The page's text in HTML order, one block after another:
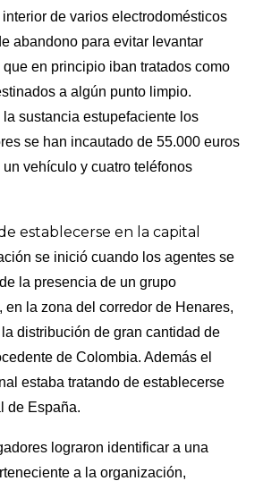
de varios electrodomésticos
abandono para evitar levantar
en principio iban tratados como
a algún punto limpio.
la sustancia estupefaciente los
se han incautado de 55.000 euros
un vehículo y cuatro teléfonos
establecerse en la capital
se inició cuando los agentes se
la presencia de un grupo
en la zona del corredor de Henares,
distribución de gran cantidad de
de Colombia. Además el
estaba tratando de establecerse
de España.
lograron identificar a una
a la organización,